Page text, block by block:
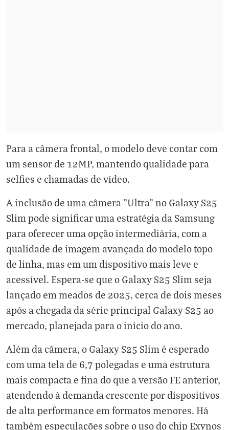
Para a câmera frontal, o modelo deve contar com
um sensor de 12MP, mantendo qualidade para
selfies e chamadas de vídeo.
A inclusão de uma câmera "Ultra" no Galaxy S25
Slim pode significar uma estratégia da Samsung
para oferecer uma opção intermediária, com a
qualidade de imagem avançada do modelo topo
de linha, mas em um dispositivo mais leve e
acessível. Espera-se que o Galaxy S25 Slim seja
lançado em meados de 2025, cerca de dois meses
após a chegada da série principal Galaxy S25 ao
mercado, planejada para o início do ano.
Além da câmera, o Galaxy S25 Slim é esperado
com uma tela de 6,7 polegadas e uma estrutura
mais compacta e fina do que a versão FE anterior,
atendendo à demanda crescente por dispositivos
de alta performance em formatos menores. Há
também especulações sobre o uso do chip Exynos